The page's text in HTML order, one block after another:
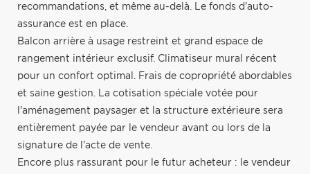
recommandations, et même au-delà. Le fonds d'auto-
assurance est en place.
Balcon arrière à usage restreint et grand espace de
rangement intérieur exclusif. Climatiseur mural récent
pour un confort optimal. Frais de copropriété abordables
et saine gestion. La cotisation spéciale votée pour
l'aménagement paysager et la structure extérieure sera
entièrement payée par le vendeur avant ou lors de la
signature de l'acte de vente.
Encore plus rassurant pour le futur acheteur : le vendeur